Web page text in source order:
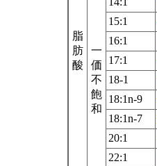
脂
肪
酸
一
価
不
飽
和
15:1
16:1
17:1
18-1
18:1n-9
18:1n-7
20:1
22:1